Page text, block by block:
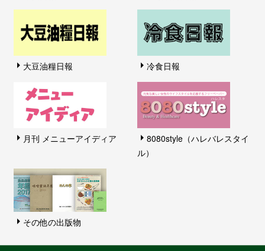
大豆油糧日報 冷食日報
月刊 メニューアイディア
8080style（ハレバレスタイ
ル）
その他の出版物